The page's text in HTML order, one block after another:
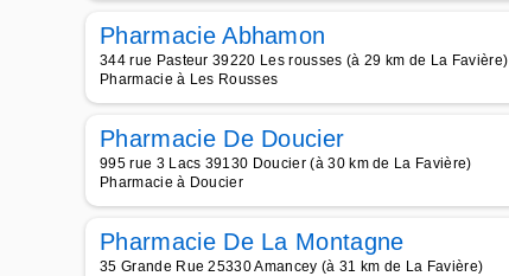
Pharmacie Abhamon
344 rue Pasteur 39220 Les rousses (à 29 km de La Favière)
Pharmacie à Les Rousses
Pharmacie De Doucier
995 rue 3 Lacs 39130 Doucier (à 30 km de La Favière)
Pharmacie à Doucier
Pharmacie De La Montagne
35 Grande Rue 25330 Amancey (à 31 km de La Favière)